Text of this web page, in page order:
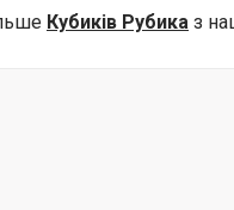
Кубиків Рубика з